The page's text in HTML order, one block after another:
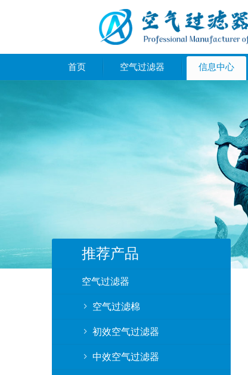
首页 空气过滤器 信息中心
推荐产品
空气过滤器
空气过滤棉
初效空气过滤器
中效空气过滤器